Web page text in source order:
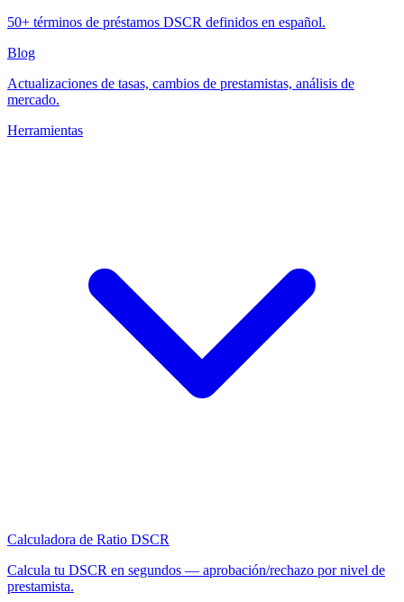
50+ términos de préstamos DSCR definidos en español.
Blog
Actualizaciones de tasas, cambios de prestamistas, análisis de
mercado.
Herramientas
Calculadora de Ratio DSCR
Calcula tu DSCR en segundos — aprobación/rechazo por nivel de
prestamista.